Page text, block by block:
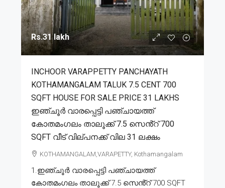
Rs.31 lakh
INCHOOR VARAPPETTY PANCHAYATH
KOTHAMANGALAM TALUK 7.5 CENT 700
SQFT HOUSE FOR SALE PRICE 31 LAKHS
ഇഞ്ചൂർ വാരപ്പെട്ടി പഞ്ചായത്ത്
കോതമംഗലം താലൂക്ക് 7.5 സെൻ്റ് 700
SQFT വീട് വില്പനക്ക് വില 31 ലക്ഷം
KOTHAMANGALAM,VARAPETTY, Kothamangalam
1.ഇഞ്ചൂർ വാരപ്പെട്ടി പഞ്ചായത്ത്
കോതമംഗലം താലൂക്ക് 7.5 സെൻ്റ് 700 SQFT